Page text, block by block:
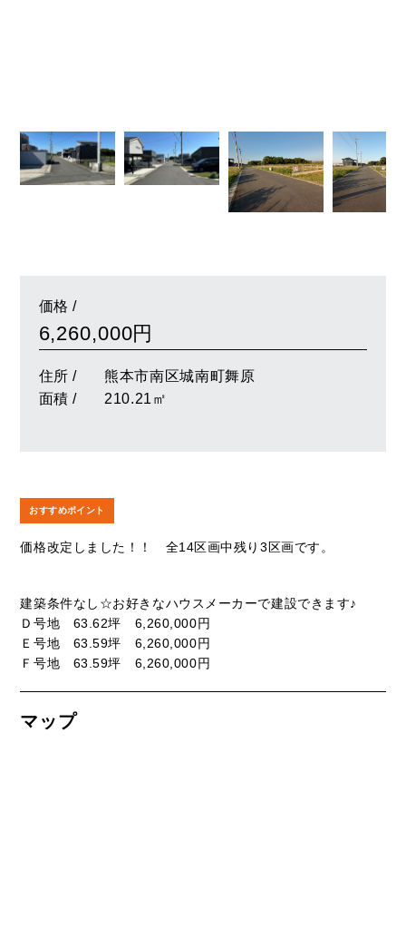
価格 /
6,260,000円
住所 /
熊本市南区城南町舞原
面積 /
210.21㎡
おすすめポイント
価格改定しました！！ 全14区画中残り3区画です。
建築条件なし☆お好きなハウスメーカーで建設できます♪
Ｄ号地 63.62坪 6,260,000円
Ｅ号地 63.59坪 6,260,000円
Ｆ号地 63.59坪 6,260,000円
マップ